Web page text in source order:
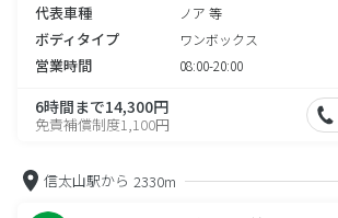
代表車種 ノア 等
ボディタイプ ワンボックス
営業時間 08:00-20:00
6時間まで14,300円
免責補償制度1,100円
信太山駅から 2330m